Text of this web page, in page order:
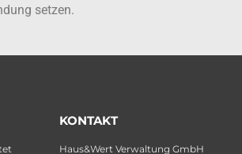
setzen.
KONTAKT
Haus&Wert Verwaltung GmbH